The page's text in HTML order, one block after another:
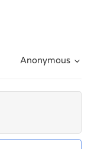
Anonymous